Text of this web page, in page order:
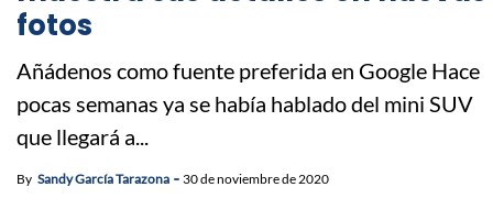
fotos
Añádenos como fuente preferida en Google Hace
pocas semanas ya se había hablado del mini SUV
que llegará a...
By Sandy García Tarazona 30 de noviembre de 2020